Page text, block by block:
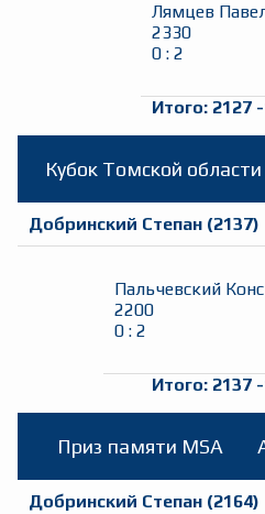
Лямцев
2330
0: 2
Итого: 2127
Кубок Томской
Добринский Степан (2137)
Пальчевский
2200
0 : 2
Итого: 2137
Приз памяти MSA
Добринский Степан (2164)